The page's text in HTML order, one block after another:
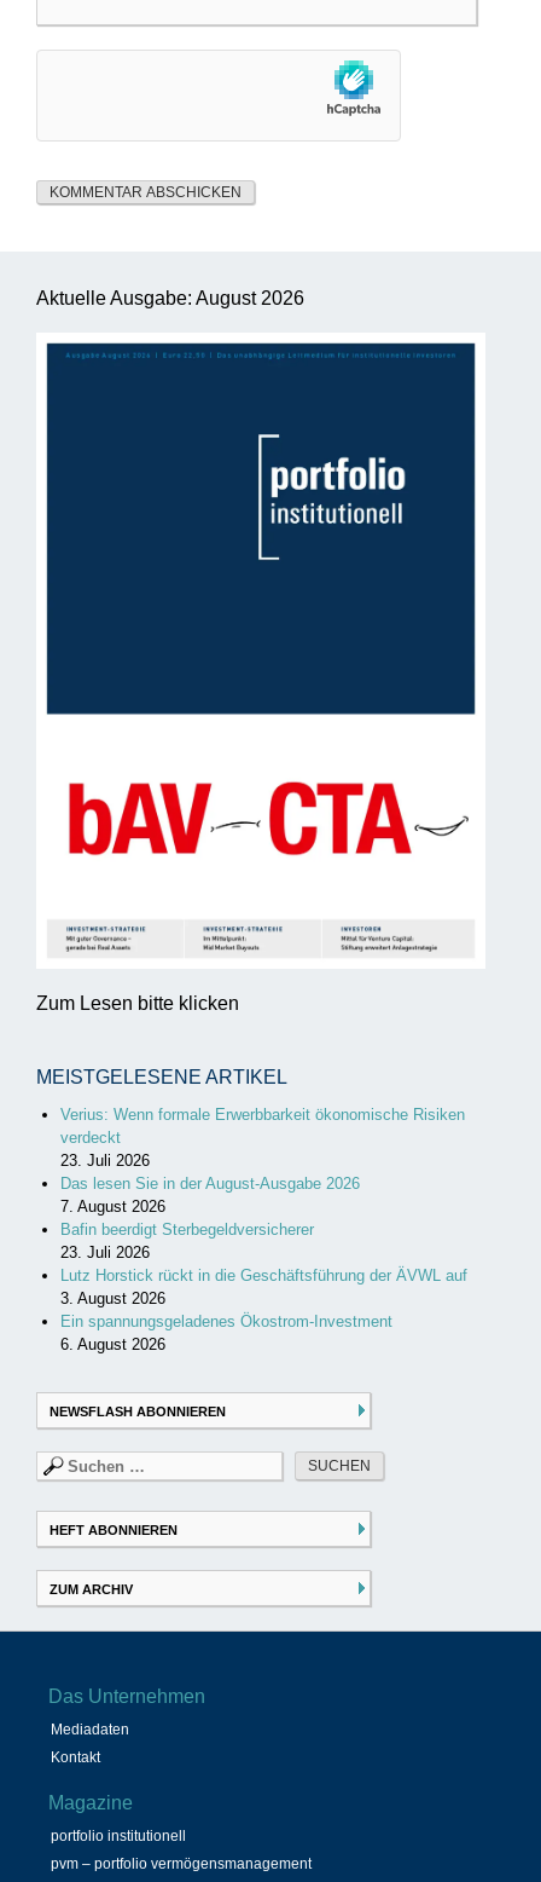
Aktuelle Ausgabe: August 2026
Zum Lesen bitte klicken
MEISTGELESENE ARTIKEL
Verius: Wenn formale Erwerbbarkeit ökonomische Risiken
verdeckt
23. Juli 2026
Das lesen Sie in der August-Ausgabe 2026
7. August 2026
Bafin beerdigt Sterbegeldversicherer
23. Juli 2026
Lutz Horstick rückt in die Geschäftsführung der ÄVWL auf
3. August 2026
Ein spannungsgeladenes Ökostrom-Investment
6. August 2026
NEWSFLASH ABONNIEREN
Suchen
nach:
HEFT ABONNIEREN
ZUM ARCHIV
Das Unternehmen
Mediadaten
Kontakt
Magazine
portfolio institutionell
pvm – portfolio vermögensmanagement